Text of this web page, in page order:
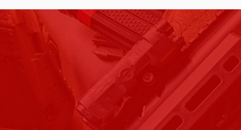
D'ARIANE